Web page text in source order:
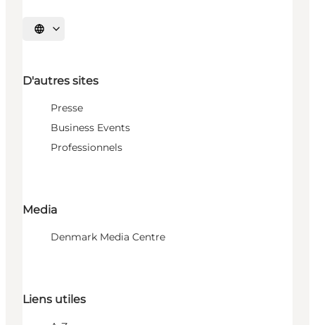
Choisissez la langue
D'autres sites
Presse
Business Events
Professionnels
Media
Denmark Media Centre
Liens utiles